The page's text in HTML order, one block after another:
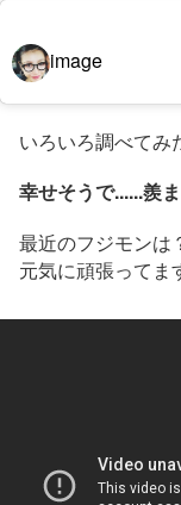
image
いろいろ調べてみ
幸せそうで......羨
最近のフジモンは
元気に頑張って